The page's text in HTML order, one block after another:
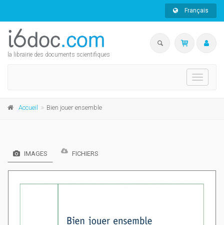
Français
la librairie des documents scientifiques
Toggle
Accueil Bien jouer ensemble
IMAGES FICHIERS